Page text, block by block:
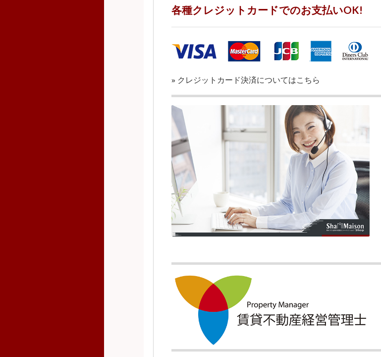
各種クレジットカードでのお支払いOK!
» クレジットカード決済についてはこちら